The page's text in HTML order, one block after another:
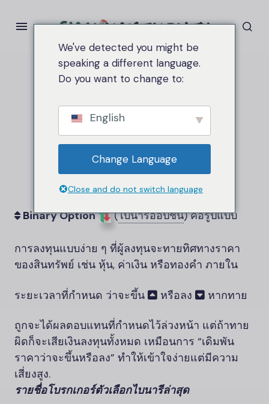
Home BinaryOption
BinaryOption
Binary Option (ไบนารีออปชัน)คือรูปแบบ
การลงทุนแบบง่าย ๆ ที่ผู้ลงทุนจะทายทิศทางราคา
ของสินทรัพย์ เช่น หุ้น, ค่าเงิน หรือทองคำ ภายใน
ระยะเวลาที่กำหนด ว่าจะขึ้น หรือลง หากทาย
ถูกจะได้ผลตอบแทนที่กำหนดไว้ล่วงหน้า แต่ถ้าทาย
ผิดก็จะเสียเงินลงทุนทั้งหมด เหมือนการ “เดิมพัน
ราคาว่าจะขึ้นหรือลง” ทำให้เข้าใจง่ายแต่มีความ
เสี่ยงสูง.
รายชื่อโบรกเกอร์ตัวเลือกไบนารีล่าสุด
We've detected you might be
speaking a different language.
Do you want to change to:
English
Change Language
Close and do not switch language